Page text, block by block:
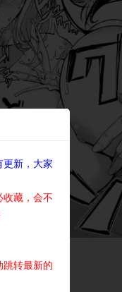
更新，大家
藏，会不
转最新的